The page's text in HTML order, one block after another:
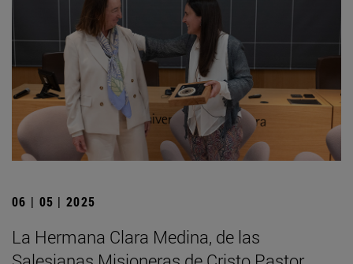
06 | 05 | 2025
La Hermana Clara Medina, de las